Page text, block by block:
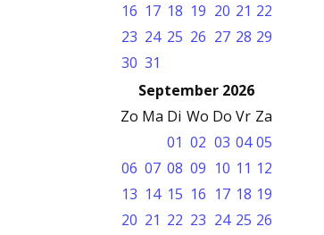
16 17 18 19 20 21 22
23 24 25 26 27 28 29
30 31
September 2026
Zo Ma Di Wo Do Vr Za
01 02 03 04 05
06 07 08 09 10 11 12
13 14 15 16 17 18 19
20 21 22 23 24 25 26